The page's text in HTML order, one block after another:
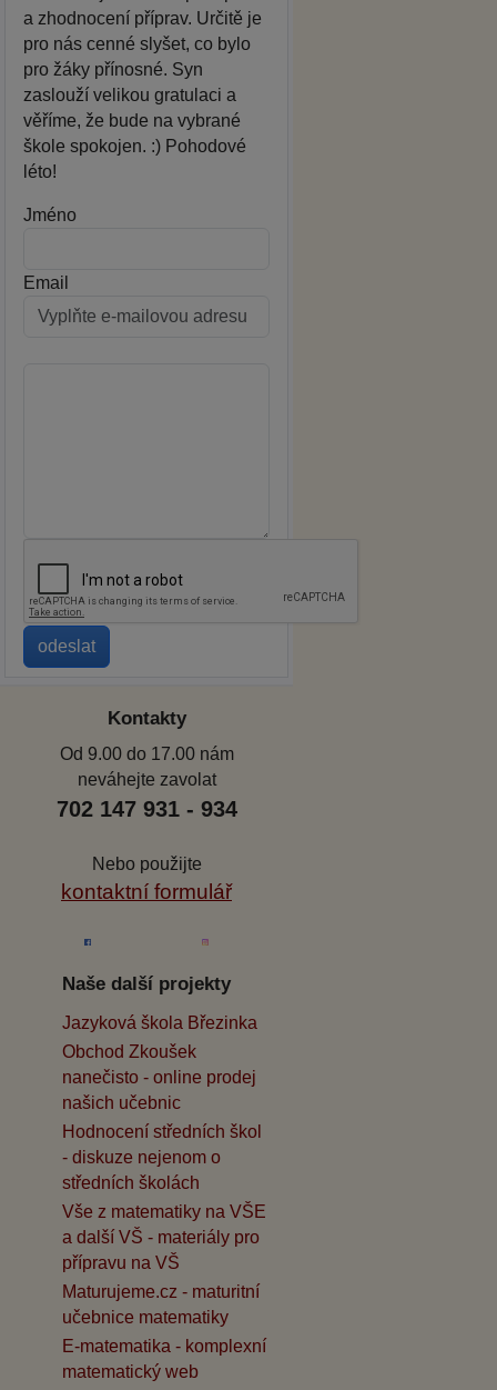
a zhodnocení příprav. Určitě je
pro nás cenné slyšet, co bylo
pro žáky přínosné. Syn
zaslouží velikou gratulaci a
věříme, že bude na vybrané
škole spokojen. :) Pohodové
léto!
Jméno
Email
Kontakty
Od 9.00 do 17.00 nám
neváhejte zavolat
702 147 931 - 934
Nebo použijte
kontaktní formulář
Naše další projekty
Jazyková škola Březinka
Obchod Zkoušek
nanečisto - online prodej
našich učebnic
Hodnocení středních škol
- diskuze nejenom o
středních školách
Vše z matematiky na VŠE
a další VŠ - materiály pro
přípravu na VŠ
Maturujeme.cz - maturitní
učebnice matematiky
E-matematika - komplexní
matematický web